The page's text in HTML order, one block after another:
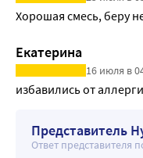
Хорошая смесь, беру
Екатерина
16 июля в
избавились от
Представитель
Ответ представителя